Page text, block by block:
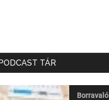
TÁR
Borravaló